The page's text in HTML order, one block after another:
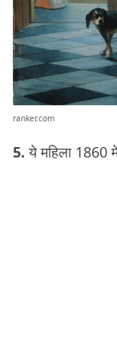
ranker.com
5.ये महिला 1860